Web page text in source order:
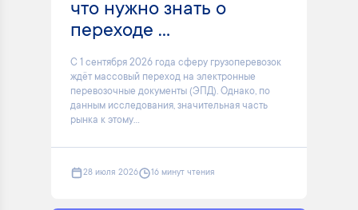
что нужно знать о
переходе ...
С 1 сентября 2026 года сферу грузоперевозок
ждёт массовый переход на электронные
перевозочные документы (ЭПД). Однако, по
данным исследования, значительная часть
рынка к этому...
28 июля 2026 16 минут чтения